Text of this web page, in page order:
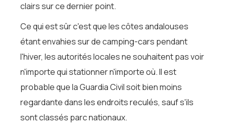
clairs sur ce dernier point.
Ce qui est sûr c'est que les côtes andalouses
étant envahies sur de camping-cars pendant
l'hiver, les autorités locales ne souhaitent pas voir
n'importe qui stationner n'importe où. Il est
probable que la Guardia Civil soit bien moins
regardante dans les endroits reculés, sauf s'ils
sont classés parc nationaux.